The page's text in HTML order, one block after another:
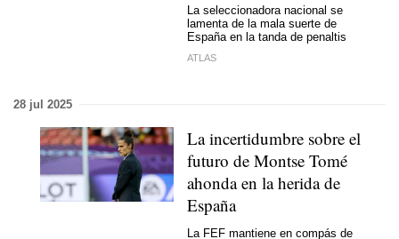
La seleccionadora nacional se
lamenta de la mala suerte de
España en la tanda de penaltis
ATLAS
28 jul 2025
La incertidumbre sobre el
futuro de Montse Tomé
ahonda en la herida de
España
La FEF mantiene en compás de